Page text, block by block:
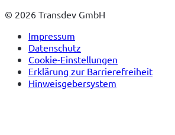
© 2026 Transdev GmbH
Impressum
Datenschutz
Cookie-Einstellungen
Erklärung zur Barrierefreiheit
Hinweisgebersystem